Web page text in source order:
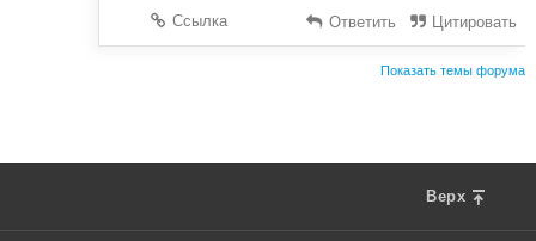
Ссылка
Ответить Цитировать
Показать темы форума
Верх